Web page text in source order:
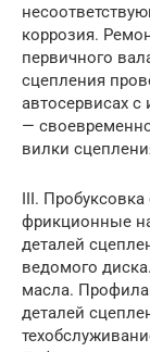
коррозия.
первичного
сцепления
автосервисах
—
вилки
III.
фрикционные
деталей
ведомого
масла.
деталей